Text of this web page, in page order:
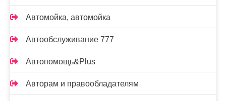
Автомойка, автомойка
Автообслуживание 777
Автопомощь&Plus
Авторам и правообладателям